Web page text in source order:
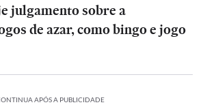
julgamento sobre a
de azar, como bingo e jogo
APÓS A PUBLICIDADE